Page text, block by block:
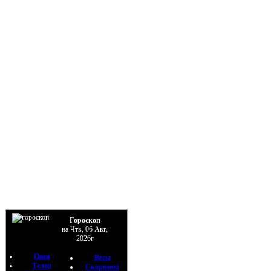
Гороскоп
на Чтв, 06 Авг,
2026г
Овен
Телец
Весы
Скорпион